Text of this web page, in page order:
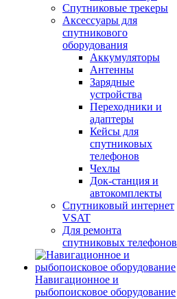
Спутниковые трекеры
Аксессуары для
спутникового
оборудования
Аккумуляторы
Антенны
Зарядные
устройства
Переходники и
адаптеры
Кейсы для
спутниковых
телефонов
Чехлы
Док-станция и
автокомплекты
Спутниковый интернет
VSAT
Для ремонта
спутниковых телефонов
Навигационное и
рыбопоисковое оборудование